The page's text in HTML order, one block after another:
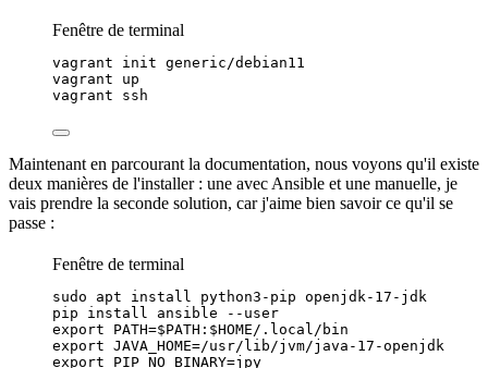
Fenêtre de terminal
vagrant init generic/debian11
vagrant
up
vagrant
ssh
Maintenant en parcourant la documentation, nous voyons qu'il existe
deux manières de l'installer : une avec Ansible et une manuelle, je
vais prendre la seconde solution, car j'aime bien savoir ce qu'il se
passe :
Fenêtre de terminal
sudo apt install python3-pip openjdk-17-jdk
pip
install ansible
--user
export
PATH=$PATH : $HOME/. local/ bin
export JAVA_HOME=/usr/ lib/jvm/java-17-openjdk
export
PIP_NO_BINARY=jpy